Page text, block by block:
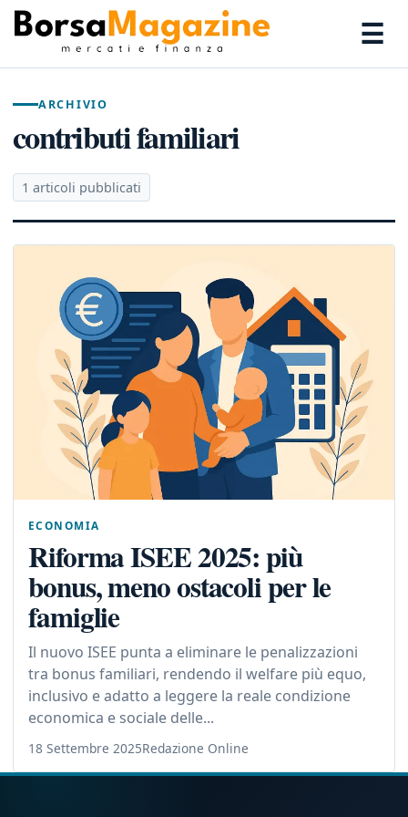
☰
ARCHIVIO
contributi familiari
1 articoli pubblicati
ECONOMIA
Riforma ISEE 2025: più
bonus, meno ostacoli per le
famiglie
Il nuovo ISEE punta a eliminare le penalizzazioni
tra bonus familiari, rendendo il welfare più equo,
inclusivo e adatto a leggere la reale condizione
economica e sociale delle...
18 Settembre 2025Redazione Online